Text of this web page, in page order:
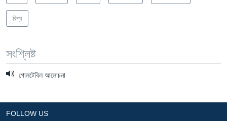
বিশ্ব
সংশ্লিষ্ট
গোলটেবিল আলোচনা
FOLLOW US